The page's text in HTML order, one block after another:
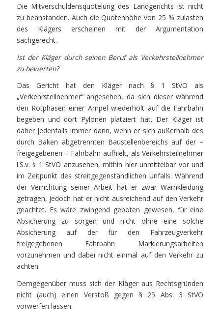
Die Mitverschuldensquotelung des Landgerichts ist nicht
zu beanstanden. Auch die Quotenhöhe von 25 % zulasten
des Klägers erscheinen mit der Argumentation
sachgerecht.
Ist der Kläger durch seinen Beruf als Verkehrsteilnehmer
zu bewerten?
Das Gericht hat den Kläger nach § 1 StVO als
„Verkehrsteilnehmer“ angesehen, da sich dieser während
den Rotphasen einer Ampel wiederholt auf die Fahrbahn
begeben und dort Pylonen platziert hat. Der Kläger ist
daher jedenfalls immer dann, wenn er sich außerhalb des
durch Baken abgetrennten Baustellenbereichs auf der –
freigegebenen – Fahrbahn aufhielt, als Verkehrsteilnehmer
i.S.v. § 1 StVO anzusehen, mithin hier unmittelbar vor und
im Zeitpunkt des streitgegenständlichen Unfalls. Während
der Verrichtung seiner Arbeit hat er zwar Warnkleidung
getragen, jedoch hat er nicht ausreichend auf den Verkehr
geachtet. Es wäre zwingend geboten gewesen, für eine
Absicherung zu sorgen und nicht ohne eine solche
Absicherung auf der für den Fahrzeugverkehr
freigegebenen Fahrbahn Markierungsarbeiten
vorzunehmen und dabei nicht einmal auf den Verkehr zu
achten.
Demgegenüber muss sich der Kläger aus Rechtsgründen
nicht (auch) einen Verstoß gegen § 25 Abs. 3 StVO
vorwerfen lassen.